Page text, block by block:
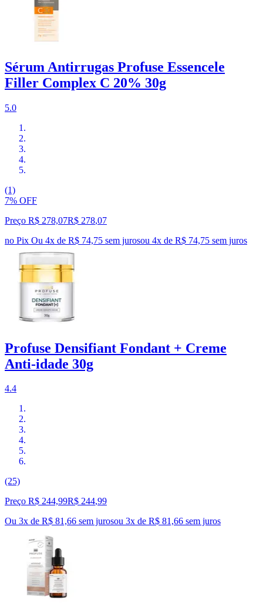
Sérum Antirrugas Profuse Essencele
Filler Complex C 20% 30g
5.0
(1)
7% OFF
Preço R$ 278,07R$ 278,07
no Pix Ou 4x de R$ 74,75 sem jurosou 4x de R$ 74,75 sem juros
Profuse Densifiant Fondant + Creme
Anti-idade 30g
4.4
(25)
Preço R$ 244,99R$ 244,99
Ou 3x de R$ 81,66 sem jurosou 3x de R$ 81,66 sem juros